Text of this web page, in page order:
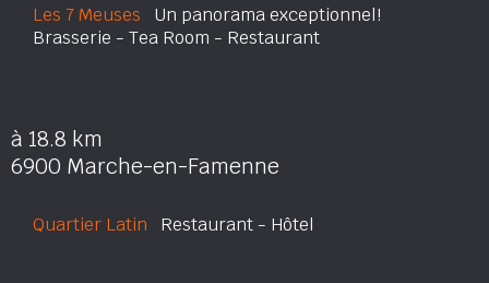
Les 7 Meuses Un panorama exceptionnel!
Brasserie - Tea Room - Restaurant
à 18.8 km
6900 Marche-en-Famenne
Quartier Latin Restaurant - Hôtel